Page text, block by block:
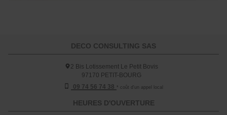
DECO CONSULTING SAS
2 Bis Lotissement Le Petit Bovis
97170 PETIT-BOURG
09 74 56 74 38 * coût d'un appel local
HEURES D'OUVERTURE